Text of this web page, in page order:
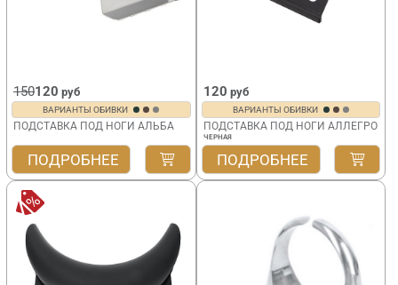
150120 руб
ВАРИАНТЫ ОБИВКИ
ПОДСТАВКА ПОД НОГИ АЛЬБА
ПОДРОБНЕЕ
120 руб
ВАРИАНТЫ ОБИВКИ
ПОДСТАВКА ПОД НОГИ АЛЛЕГРО
ЧЕРНАЯ
ПОДРОБНЕЕ